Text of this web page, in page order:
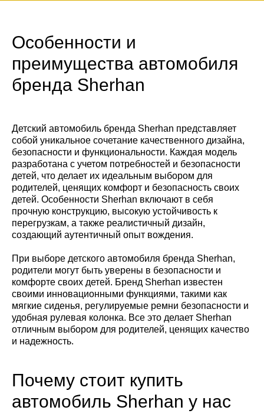
Особенности и
преимущества автомобиля
бренда Sherhan
Детский автомобиль бренда Sherhan представляет
собой уникальное сочетание качественного дизайна,
безопасности и функциональности. Каждая модель
разработана с учетом потребностей и безопасности
детей, что делает их идеальным выбором для
родителей, ценящих комфорт и безопасность своих
детей. Особенности Sherhan включают в себя
прочную конструкцию, высокую устойчивость к
перегрузкам, а также реалистичный дизайн,
создающий аутентичный опыт вождения.
При выборе детского автомобиля бренда Sherhan,
родители могут быть уверены в безопасности и
комфорте своих детей. Бренд Sherhan известен
своими инновационными функциями, такими как
мягкие сиденья, регулируемые ремни безопасности и
удобная рулевая колонка. Все это делает Sherhan
отличным выбором для родителей, ценящих качество
и надежность.
Почему стоит купить
автомобиль Sherhan у нас